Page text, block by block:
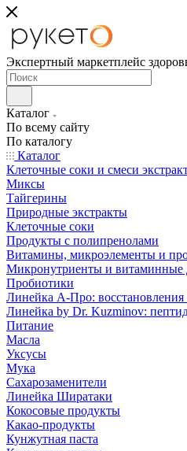
Экспертный маркетплейс
Каталог
По всему сайту
По каталогу
Каталог
Клеточные соки и смеси
Миксы
Тайгерины
Природные экстракты
Клеточные соки
Продукты с полипренолами
Витамины, микроэлементы и
Микронутриенты и витаминные
Пробиотики
Линейка А-Про: восстановления
Линейка by Dr. Kuzminov:
Питание
Масла
Уксусы
Мука
Сахарозаменители
Линейка Ширатаки
Кокосовые продукты
Какао-продукты
Кунжутная паста